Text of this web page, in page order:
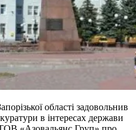
області задовольнив
в інтересах держави